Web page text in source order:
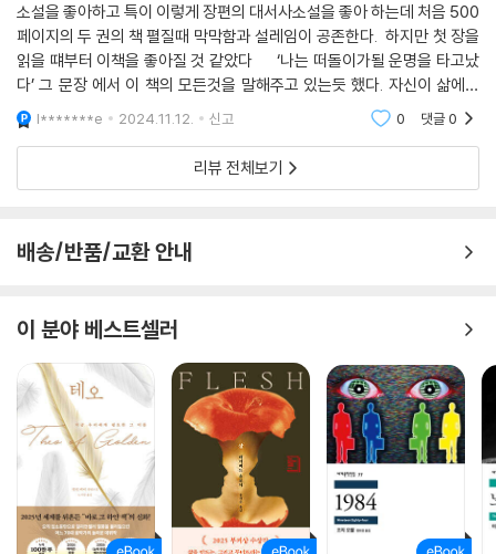
련이 있는 제목이기도 하고, 한편으로는 메리언의 삶이 한 세기를 빙 돌아
해들리의 연기를 통해 되살아나게 된 것과도 연관 지을 수 있다. 일인칭으
로 서술되는 해들리 파트와 삼인칭으로 전개되는 메리언 파트는 소설의 처
음부터 끝까지 평행선을 그리며 결코 만나지 않지만, 그럼에도 메리언의
비행일지를 통해 연결되는 주인공들의 유사성은 두 줄기의 이야기를 아름
답고도 놀라운 방식으로 아우른다.
어린 시절 부모를 잃고 삼촌 손에서 자랐다는 삶의 궤적뿐 아니라 각자 자
움을 모험으로 바꾸고 싶다는 모호한 갈망”을 품고 단 한 번뿐인 안생에서
생과 대가를 치른 끝에 자유와 독립을 쟁취하고, 해들리는 2010년대 할리
동에서 벗어나고자 지금과는 다른 존재 방식을 찾아 헤맨다.
매기 십스테드는 2012년 오클랜드공항에서, 세계 최초로 영국에서 뉴질
랜드까지 단독비행에 성공한 여자 조종사 진 배튼의 동상을 마주한 뒤 이
소설을 구상했고 자연히 메리언의 이야기를 먼저 쓰기 시작했다. 하지만
작가가 이 대형 프로젝트에 완전히 몰입하게 된 건 해들리의 이야기를 떠
올리면서부터였다. 메리언이라는 독보적인 캐릭터에 해들리라는 날카로
소설을 좋아하고 특이 이렇게 장편의 대서사소설을 좋아 하는데 처음 500
페이지의 두 권의 책 펼질때 막막함과 설레임이 공존한다. 하지만 첫 장을
읽을 떄부터 이책을 좋아질 것 같았다 ‘나는 떠돌이가될 운명을 타고났
다’ 그 문장 에서 이 책의 모든것을 말해주고 있는듯 했다. 자신이 삶에서
주어진 것 이상의 것을 위해 노력하는 메리언의 이야기와 해들리의 이야기
가 서로 교
l*******e 2024.11.12. 신고 0 댓글0
리뷰 전체보기
배송/반품/교환 안내
이 분야 베스트셀러